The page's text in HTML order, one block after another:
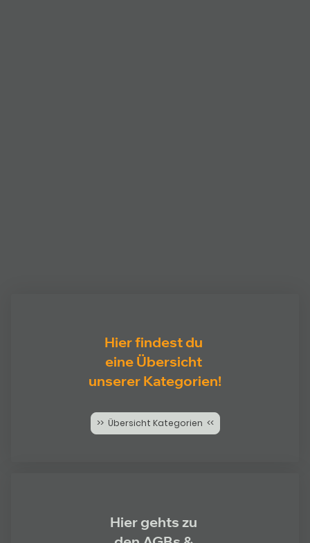
Hier findest du
eine Übersicht
unserer Kategorien!
>> Übersicht Kategorien <<
Hier gehts zu